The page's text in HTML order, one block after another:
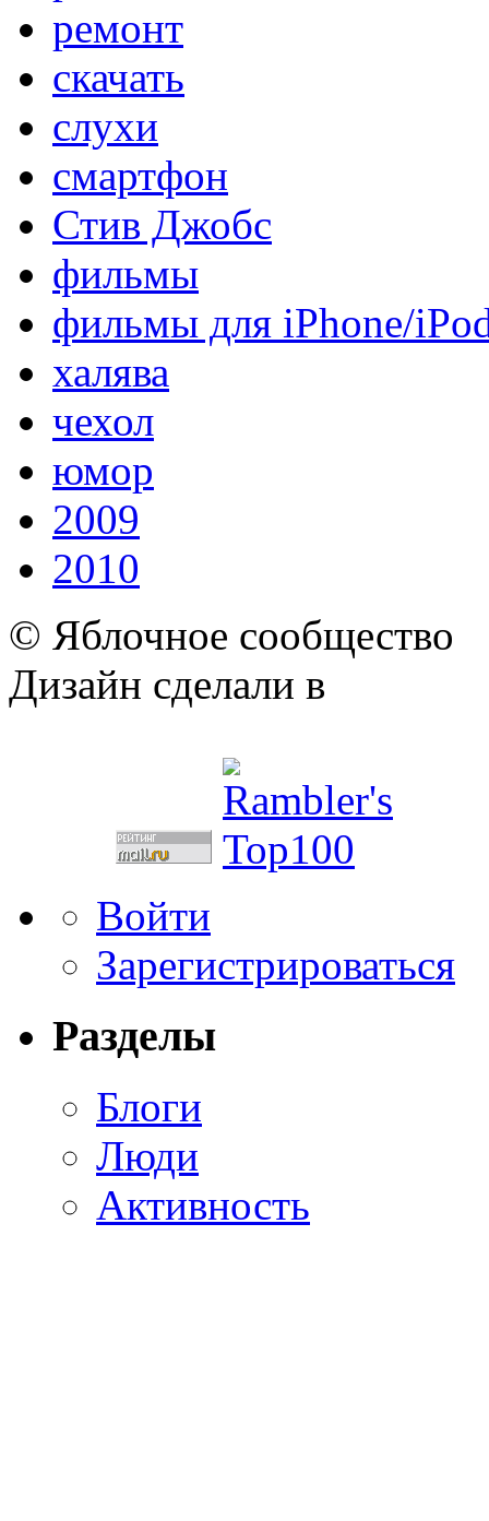
ремонт
скачать
слухи
смартфон
Стив Джобс
фильмы
фильмы для iPhone/
халява
чехол
юмор
2009
2010
© Яблочное сообщество
Дизайн сделали в
Войти
Зарегистрироваться
Разделы
Блоги
Люди
Активность